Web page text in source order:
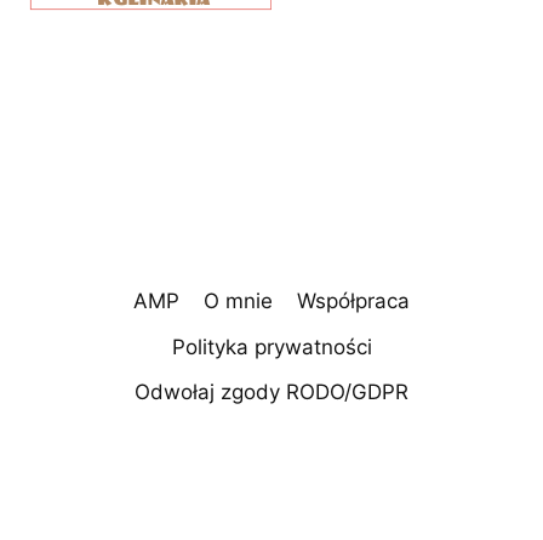
AMP O mnie
Współpraca
Polityka prywatności
Odwołaj zgody RODO/GDPR